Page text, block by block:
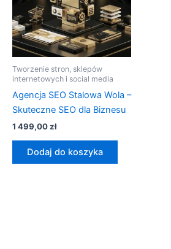
Tworzenie stron, sklepów
internetowych i social media
Agencja SEO Stalowa Wola –
Skuteczne SEO dla Biznesu
1 499,00zł
Dodaj do koszyka